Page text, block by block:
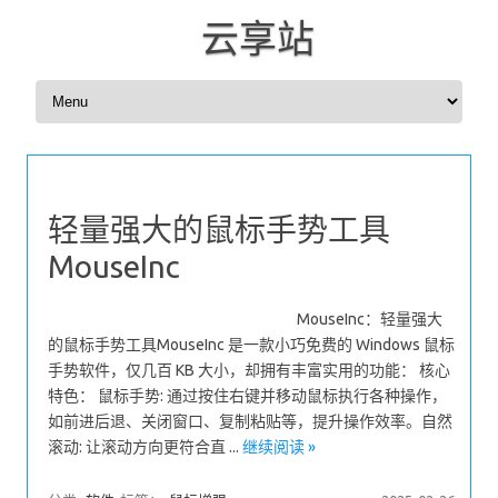
云享站
Skip to content
轻量强大的鼠标手势工具
MouseInc
MouseInc：轻量强大
的鼠标手势工具MouseInc 是一款小巧免费的 Windows 鼠标
手势软件，仅几百 KB 大小，却拥有丰富实用的功能： 核心
特色： 鼠标手势: 通过按住右键并移动鼠标执行各种操作，
如前进后退、关闭窗口、复制粘贴等，提升操作效率。自然
滚动: 让滚动方向更符合直 ... 继续阅读 »